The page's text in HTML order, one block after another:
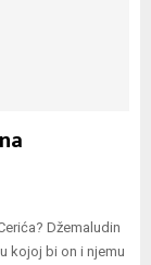
Džemaludin
kojoj bi on i njemu